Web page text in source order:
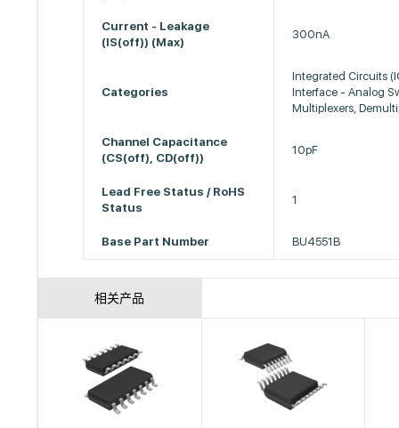
Current - Leakage
(IS(off)) (Max)
300nA
Categories
Integrated Circuits
Interface - Analog
Multiplexers,
Channel Capacitance
(CS(off), CD(off))
10pF
Lead Free Status / RoHS
Status
1
Base Part Number BU4551B
相关产品